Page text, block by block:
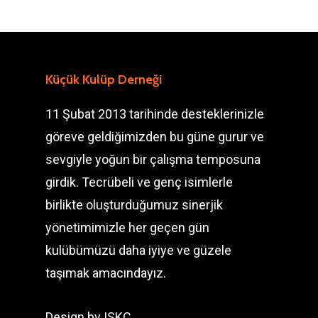
Küçük Kulüp Derneği
11 Şubat 2013 tarihinde desteklerinizle
göreve geldiğimizden bu güne gurur ve
sevgiyle yoğun bir çalışma temposuna
girdik. Tecrübeli ve genç isimlerle
birlikte oluşturduğumuz sinerjik
yönetimimizle her geçen gün
kulübümüzü daha iyiye ve güzele
taşımak amacındayız.